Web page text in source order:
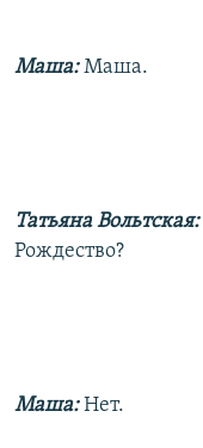
Маша:Маша.
Татьяна Вольтская:
Рождество?
Маша:Нет.